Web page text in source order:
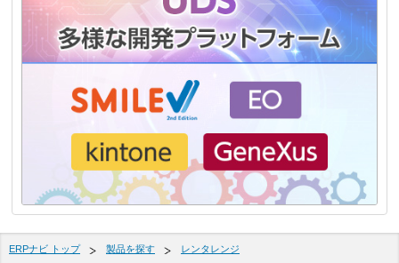
ERPナビ トップ 製品を探す レンタレンジ